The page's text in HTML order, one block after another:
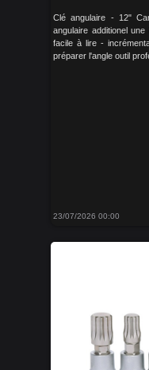
Clé angulaire - 12"
angulaire additionel
facile à lire -
préparer l'angle outil
23/07/2026 00:00